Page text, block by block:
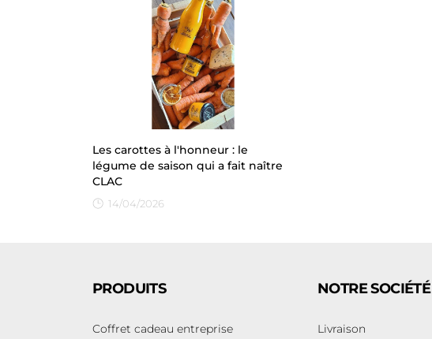
Les carottes à l'honneur : le
légume de saison qui a fait naître
CLAC
14/04/2026
PRODUITS
Coffret cadeau entreprise
NOTRE SOCIÉTÉ
Livraison